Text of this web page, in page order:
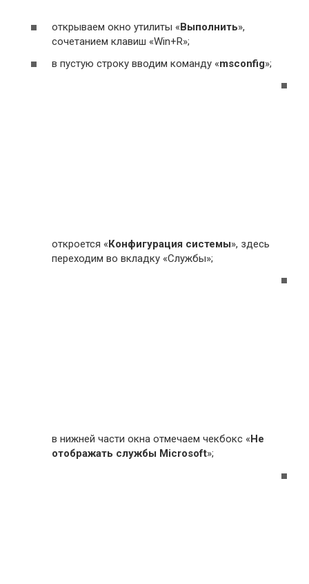
открываем окно утилиты «Выполнить»,
сочетанием клавиш «Win+R»;
в пустую строку вводим команду «msconfig»;
откроется «Конфигурация системы», здесь
переходим во вкладку «Службы»;
в нижней части окна отмечаем чекбокс «Не
отображать службы Microsoft»;